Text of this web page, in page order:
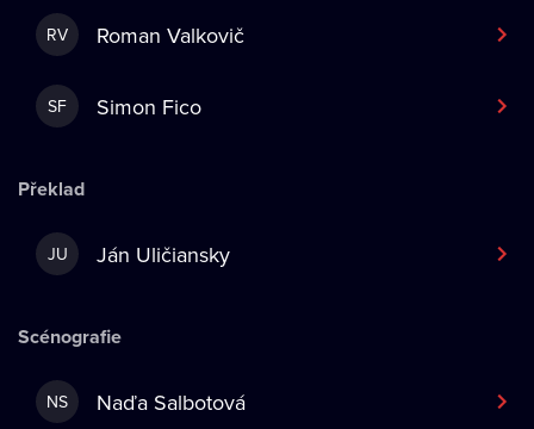
RV Roman Valkovič
SF Simon Fico
Překlad
JU Ján Uličiansky
Scénografie
NS Naďa Salbotová